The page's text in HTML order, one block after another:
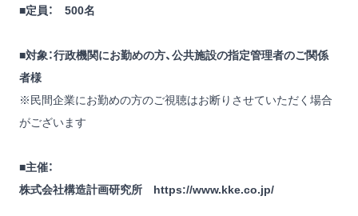
■定員： 500名
■対象：行政機関にお勤めの方、公共施設の指定管理者のご関係
者様
※民間企業にお勤めの方のご視聴はお断りさせていただく場合
がございます
■主催：
株式会社構造計画研究所 https://www.kke.co.jp/